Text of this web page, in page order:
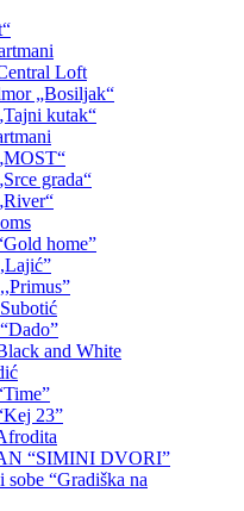
Loft
„Bosiljak“
kutak“
grada“
home”
and White
23”
“SIMINI DVORI”
sobe “Gradiška na